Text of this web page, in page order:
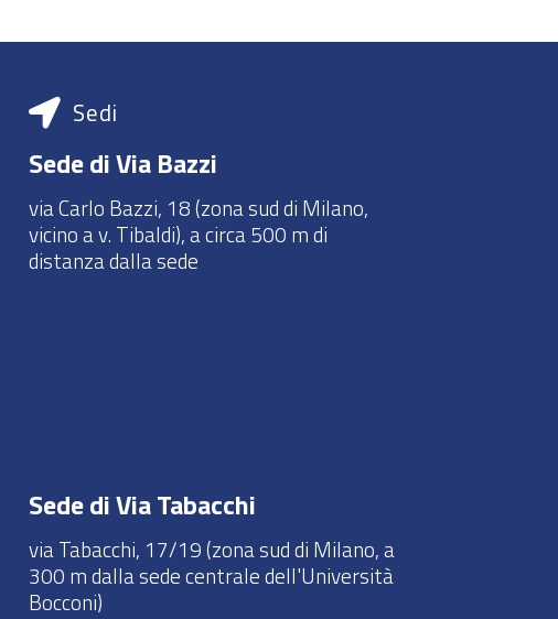
Sedi
Sede di Via Bazzi
via Carlo Bazzi, 18 (zona sud di Milano,
vicino a v. Tibaldi), a circa 500 m di
distanza dalla sede
Sede di Via Tabacchi
via Tabacchi, 17/19 (zona sud di Milano, a
300 m dalla sede centrale dell'Università
Bocconi)